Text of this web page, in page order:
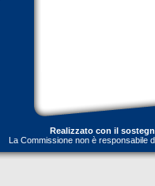
Realizzato con il
La Commissione non è responsabile